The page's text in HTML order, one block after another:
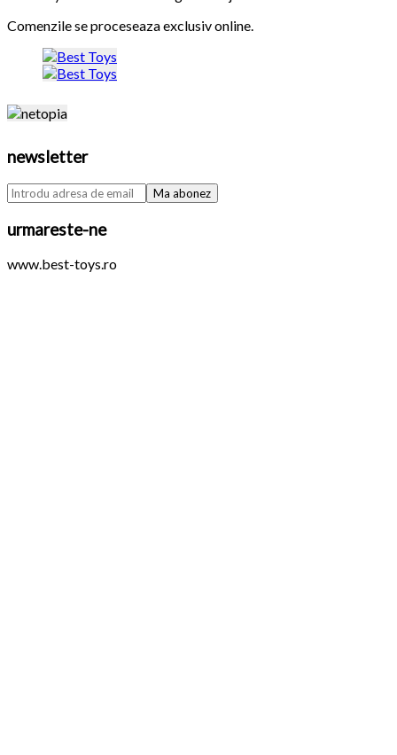
Comenzile se proceseaza exclusiv online.
newsletter
urmareste-ne
www.best-toys.ro